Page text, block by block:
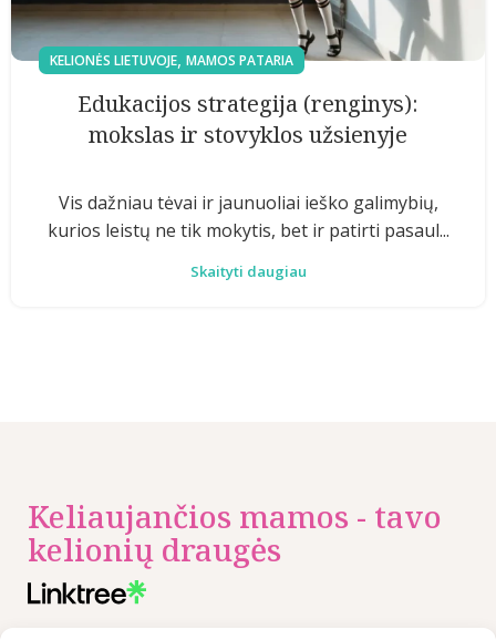
KELIONĖS LIETUVOJE, MAMOS PATARIA
Edukacijos strategija (renginys):
mokslas ir stovyklos užsienyje
Vis dažniau tėvai ir jaunuoliai ieško galimybių,
kurios leistų ne tik mokytis, bet ir patirti pasaul...
Skaityti daugiau
Keliaujančios mamos - tavo
kelionių draugės